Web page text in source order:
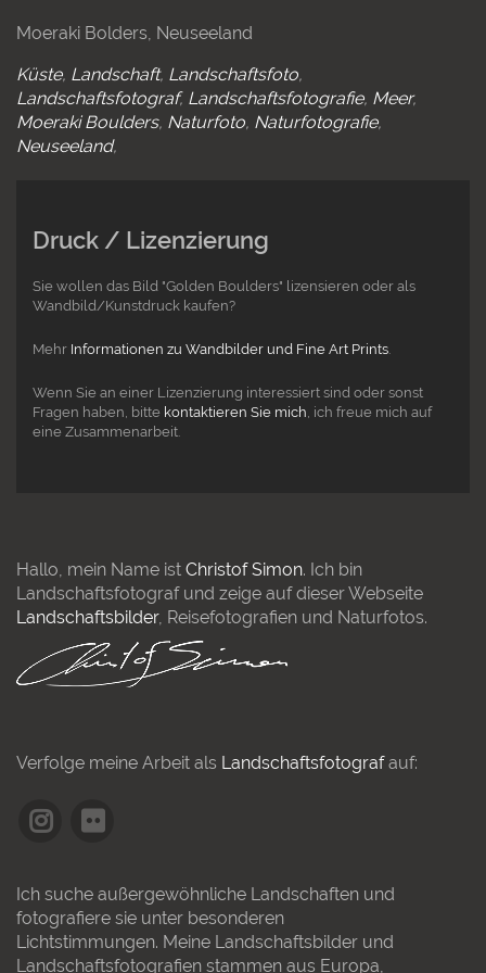
Moeraki Bolders, Neuseeland
Küste Landschaft Landschaftsfoto
Landschaftsfotograf Landschaftsfotografie Meer
Moeraki Boulders Naturfoto Naturfotografie
Neuseeland
Druck / Lizenzierung
Sie wollen das Bild "Golden Boulders" lizensieren oder als
Wandbild/Kunstdruck kaufen?
Mehr Informationen zu Wandbilder und Fine Art Prints.
Wenn Sie an einer Lizenzierung interessiert sind oder sonst
Fragen haben, bitte kontaktieren Sie mich, ich freue mich auf
eine Zusammenarbeit.
Hallo, mein Name ist Christof Simon. Ich bin
Landschaftsfotograf und zeige auf dieser Webseite
Landschaftsbilder, Reisefotografien und Naturfotos.
Verfolge meine Arbeit als Landschaftsfotografauf:
Ich suche außergewöhnliche Landschaften und
fotografiere sie unter besonderen
Lichtstimmungen. Meine Landschaftsbilder und
Landschaftsfotografien stammen aus Europa,